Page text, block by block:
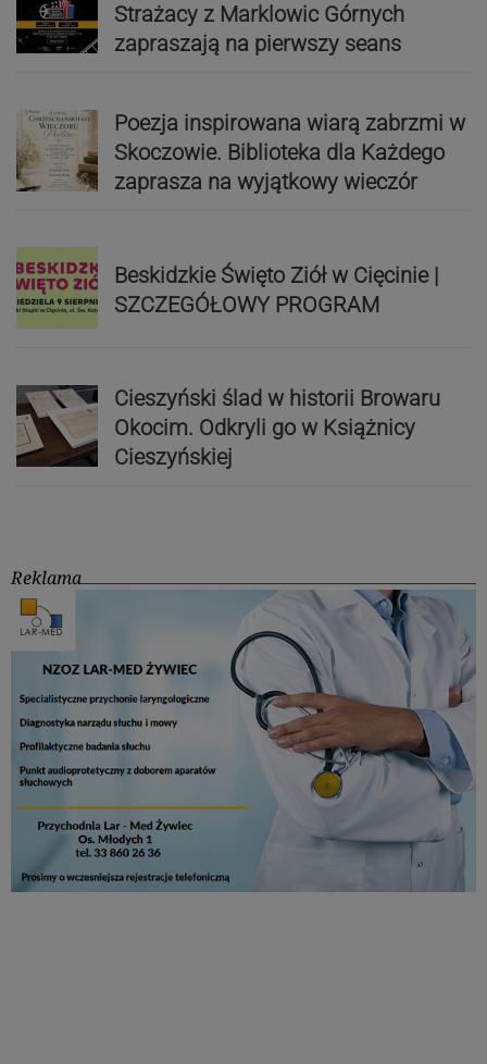
Strażacy z Marklowic Górnych
zapraszają na pierwszy seans
Poezja inspirowana wiarą zabrzmi w
Skoczowie. Biblioteka dla Każdego
zaprasza na wyjątkowy wieczór
Beskidzkie Święto Ziół w Cięcinie |
SZCZEGÓŁOWY PROGRAM
Cieszyński ślad w historii Browaru
Okocim. Odkryli go w Książnicy
Cieszyńskiej
Reklama